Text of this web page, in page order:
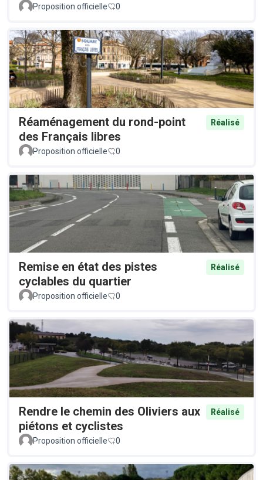
Proposition officielle 0
Réaménagement du rond-point
des Français libres
Réalisé
Proposition officielle 0
Remise en état des pistes
cyclables du quartier
Réalisé
Proposition officielle 0
Rendre le chemin des Oliviers aux
piétons et cyclistes
Réalisé
Proposition officielle 0